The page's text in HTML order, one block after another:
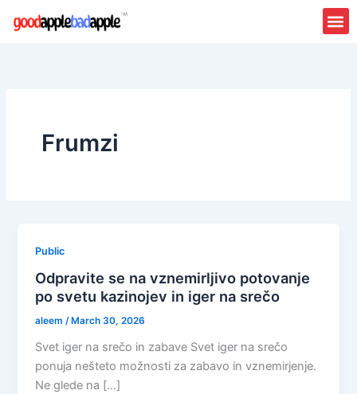
Frumzi
Public
Odpravite se na vznemirljivo potovanje
po svetu kazinojev in iger na srečo
aleem/ March 30, 2026
Svet iger na srečo in zabave Svet iger na srečo
ponuja nešteto možnosti za zabavo in vznemirjenje.
Ne glede na […]